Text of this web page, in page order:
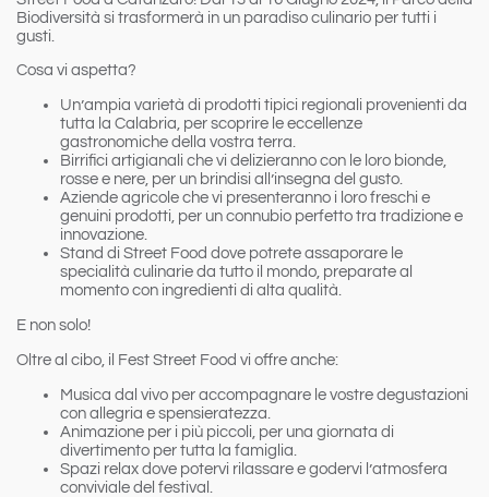
Biodiversità si trasformerà in un paradiso culinario per tutti i
gusti.
Cosa vi aspetta?
Un’ampia varietà di prodotti tipici regionali provenienti da
tutta la Calabria, per scoprire le eccellenze
gastronomiche della vostra terra.
Birrifici artigianali che vi delizieranno con le loro bionde,
rosse e nere, per un brindisi all’insegna del gusto.
Aziende agricole che vi presenteranno i loro freschi e
genuini prodotti, per un connubio perfetto tra tradizione e
innovazione.
Stand di Street Food dove potrete assaporare le
specialità culinarie da tutto il mondo, preparate al
momento con ingredienti di alta qualità.
E non solo!
Oltre al cibo, il Fest Street Food vi offre anche:
Musica dal vivo per accompagnare le vostre degustazioni
con allegria e spensieratezza.
Animazione per i più piccoli, per una giornata di
divertimento per tutta la famiglia.
Spazi relax dove potervi rilassare e godervi l’atmosfera
conviviale del festival.